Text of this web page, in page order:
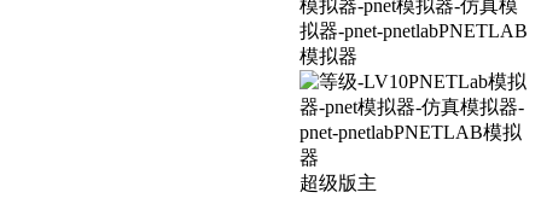
超级版主